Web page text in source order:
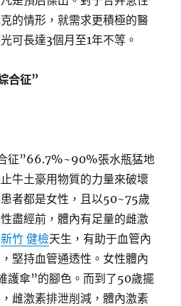
的情形，就需求更積極的醫
可長達3個月至1年不等。
合征”
征”66.7%~90%張水瓶猛地
牛土豪用物質的力量來破壞
者都是女性，且以50~75歲
盡經前，體內有足量的雌激
新竹 健檢天生，有助于血管內
堅持血管通透性。女性體內
護傘”的腳色。而到了50歲擺
雌激素排泄削減，體內激素